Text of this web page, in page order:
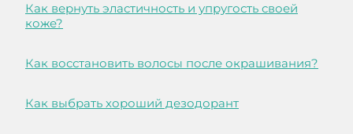
Как вернуть эластичность и упругость своей
коже?
Как восстановить волосы после окрашивания?
Как выбрать хороший дезодорант